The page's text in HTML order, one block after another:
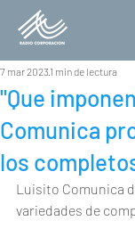
"Que
Comunica
los
7 mar 2023 1 min de lectura
Luisito Comunica
variedades de